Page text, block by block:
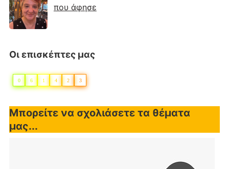
που άφησε
Οι επισκέπτες μας
0 6 1 4 2 3
Μπορείτε να σχολιάσετε τα θέματα
μας...